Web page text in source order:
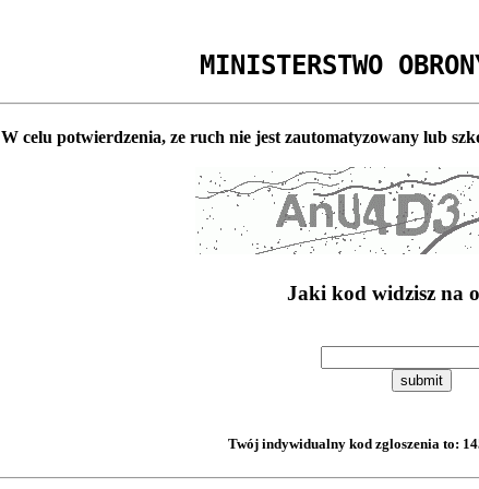
MINISTERSTWO
W celu potwierdzenia, ze ruch nie jest zautomatyzowany lub
Jaki kod widzisz na
submit
Twój indywidualny kod zgloszenia to: